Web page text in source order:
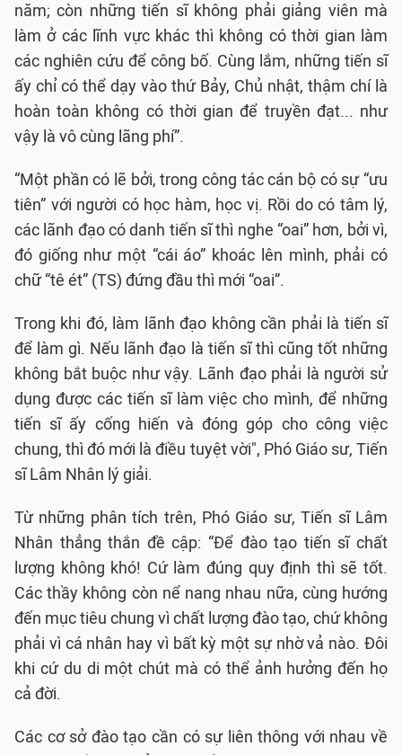
năm; còn những tiến sĩ không phải giảng viên mà
làm ở các lĩnh vực khác thì không có thời gian làm
các nghiên cứu để công bố. Cùng lắm, những tiến sĩ
ấy chỉ có thể dạy vào thứ Bảy, Chủ nhật, thậm chí là
hoàn toàn không có thời gian để truyền đạt... như
vậy là vô cùng lãng phí”.
“Một phần có lẽ bởi, trong công tác cán bộ có sự “ưu
tiên” với người có học hàm, học vị. Rồi do có tâm lý,
các lãnh đạo có danh tiến sĩ thì nghe “oai” hơn, bởi vì,
đó giống như một “cái áo” khoác lên mình, phải có
chữ “tê ét” (TS) đứng đầu thì mới “oai”.
Trong khi đó, làm lãnh đạo không cần phải là tiến sĩ
để làm gì. Nếu lãnh đạo là tiến sĩ thì cũng tốt những
không bắt buộc như vậy. Lãnh đạo phải là người sử
dụng được các tiến sĩ làm việc cho mình, để những
tiến sĩ ấy cống hiến và đóng góp cho công việc
chung, thì đó mới là điều tuyệt vời", Phó Giáo sư, Tiến
sĩ Lâm Nhân lý giải.
Từ những phân tích trên, Phó Giáo sư, Tiến sĩ Lâm
Nhân thẳng thắn đề cập: “Để đào tạo tiến sĩ chất
lượng không khó! Cứ làm đúng quy định thì sẽ tốt.
Các thầy không còn nể nang nhau nữa, cùng hướng
đến mục tiêu chung vì chất lượng đào tạo, chứ không
phải vì cá nhân hay vì bất kỳ một sự nhờ vả nào. Đôi
khi cứ du di một chút mà có thể ảnh hưởng đến họ
cả đời.
Các cơ sở đào tạo cần có sự liên thông với nhau về